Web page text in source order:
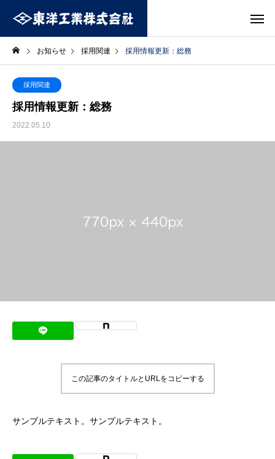
お知らせ 採用関連 採用情報更新：総務
採用関連
採用情報更新：総務
2022.05.10
この記事のタイトルとURLをコピーする
サンプルテキスト。サンプルテキスト。